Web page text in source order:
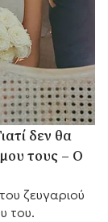
δεν θα
τους – Ο
ζευγαριού
του.